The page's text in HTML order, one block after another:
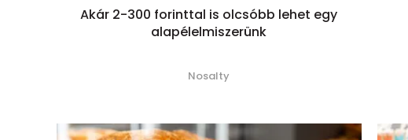
Akár 2-300 forinttal is olcsóbb lehet egy
alapélelmiszerünk
Nosalty